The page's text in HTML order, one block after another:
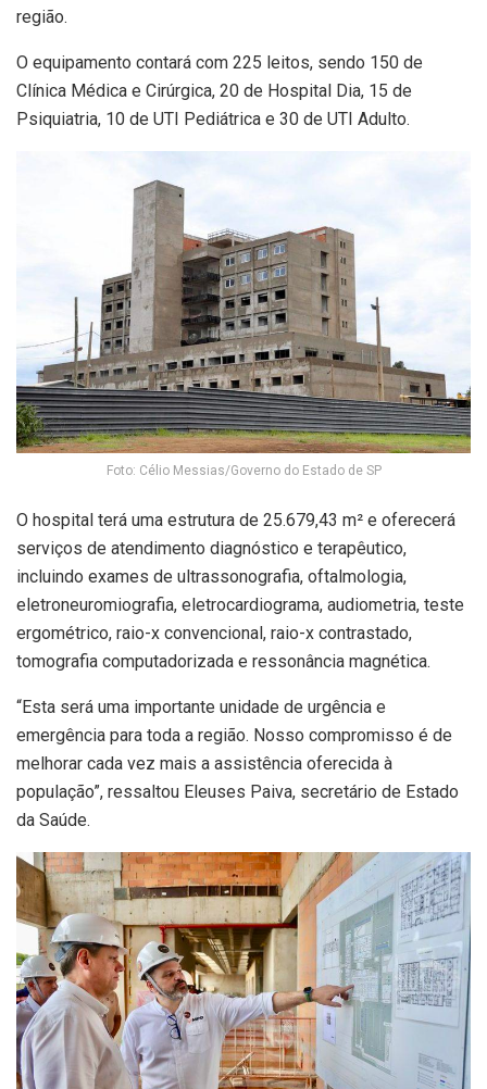
região.
O equipamento contará com 225 leitos, sendo 150 de
Clínica Médica e Cirúrgica, 20 de Hospital Dia, 15 de
Psiquiatria, 10 de UTI Pediátrica e 30 de UTI Adulto.
Foto: Célio Messias/Governo do Estado de SP
O hospital terá uma estrutura de 25.679,43 m² e oferecerá
serviços de atendimento diagnóstico e terapêutico,
incluindo exames de ultrassonografia, oftalmologia,
eletroneuromiografia, eletrocardiograma, audiometria, teste
ergométrico, raio-x convencional, raio-x contrastado,
tomografia computadorizada e ressonância magnética.
“Esta será uma importante unidade de urgência e
emergência para toda a região. Nosso compromisso é de
melhorar cada vez mais a assistência oferecida à
população”, ressaltou Eleuses Paiva, secretário de Estado
da Saúde.